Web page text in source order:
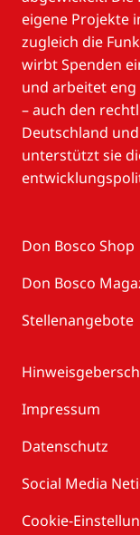
eigene Projekte
zugleich die
wirbt Spenden
und arbeitet
– auch den
Deutschland
unterstützt sie
Don Bosco Shop
Don Bosco
Stellenangebote
Impressum
Datenschutz
Social Media
Cookie-